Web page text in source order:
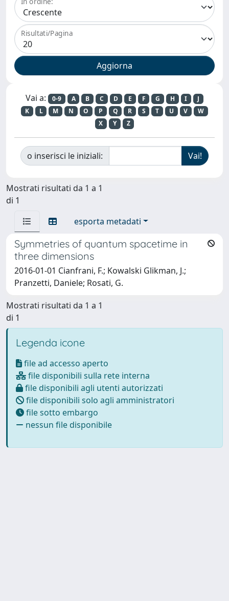
Risultati/Pagina
Vai a: 0-9 A B C D E F G H I
J
K
L M N O P Q R S T U V
W
X
Y Z
o inserisci le iniziali:
Mostrati risultati da 1 a 1
di 1
esporta metadati
Symmetries of quantum spacetime in
three dimensions
2016-01-01 Cianfrani, F.; Kowalski Glikman, J.;
Pranzetti, Daniele; Rosati, G.
Mostrati risultati da 1 a 1
di 1
Legenda icone
file ad accesso aperto
file disponibili sulla rete interna
file disponibili agli utenti autorizzati
file disponibili solo agli amministratori
file sotto embargo
nessun file disponibile